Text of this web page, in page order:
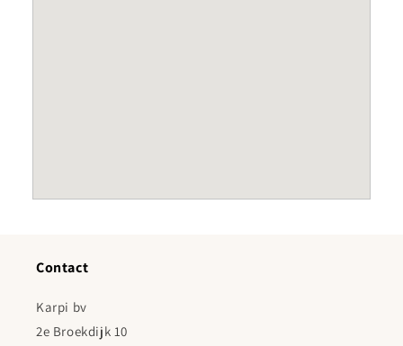
Contact
Karpi bv
2e Broekdijk 10